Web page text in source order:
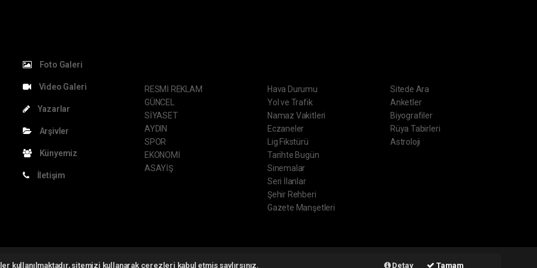
sitemizi kullanarak çerezleri kabul etmiş saylırsınız. Detay Tamam
Foto Galeri
Video Galeri
Yazarlar
Arşivler
Künyemiz
İletişim
RESMİ REKLAM
GÜNCEL
SİYASET
AYDIN
SPOR
EKONOMİ
ASAYİŞ
Hava Durumu
Yol ve Trafik
Namaz Vakitleri
Eczaneler
Lig Fikstürü
Tarihte Bugün
Sinemalar
Seri İlanlar
Şehir Rehberi
Gazete Manşetleri
Sitede Ara
Anketler
Biyografiler
Rüya Tabirleri
Astroloji
2026 ©haber yazılımıhaber paketi haber scriptihaber yazılımhaber script Haber Yazılımı: Web Aksiyon ®